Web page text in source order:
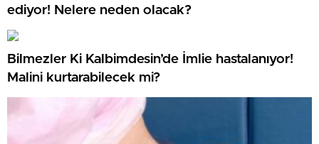
ediyor! Nelere neden olacak?
Bilmezler Ki Kalbimdesin’de İmlie hastalanıyor!
Malini kurtarabilecek mi?